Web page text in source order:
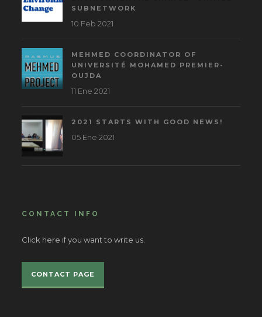
SUBNETWORK
10 Feb 2021
MEHMED COORDINATOR OF
UNIVERSITÉ MOHAMED PREMIER-
OUJDA
11 Ene 2021
2021 STARTS WITH GOOD NEWS!
05 Ene 2021
CONTACT INFO
Click here if you want to write us.
CONTACT PAGE